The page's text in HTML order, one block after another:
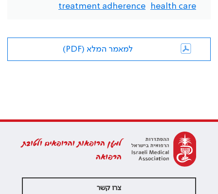
health care
treatment adherence
למאמר המלא (PDF)
למען הרופאות והרופאים ולטובת
הרפואה
צרו קשר